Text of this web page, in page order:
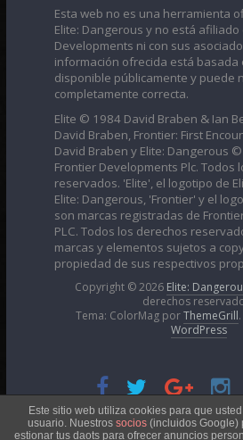
Esta web no es una herramienta
Elite: Dangerous y no está afiliado
Developments ni con sus
información ofrecida está basada
disponible públicamente y puede
completamente correcta.
Elite © 1984 David Braben & Ian
David Braben, Frontier: First
David Braben y Elite: Dangerous
Frontier Developments Plc. Todos
reservados. 'Elite', el logotipo de
Elite: Dangerous, 'Frontier' y el
son marcas registradas de
PLC. Todos los derechos
marcas y elementos sujetos a
propiedad de sus respectivos
Copyright © 2026 Elite:
derechos
Tema: ColorMag porThemeGrill
WordPress
Esta obra está bajo una
Este sitio web utiliza cookies para que
usuario. Nuestros socios (incluidos Google)
estionar tus daots para ofrecer anuncios